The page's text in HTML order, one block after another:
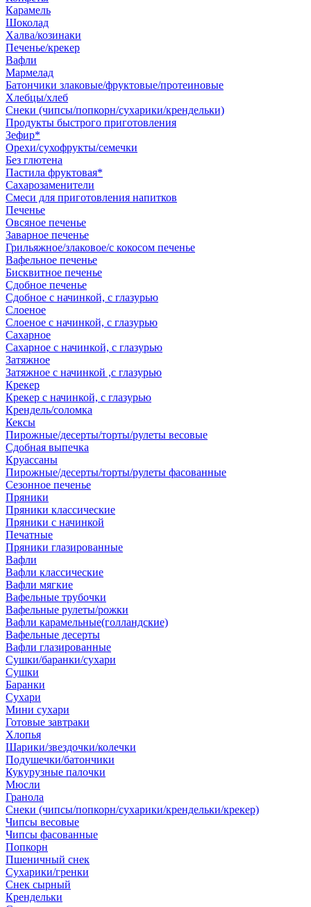
Карамель
Шоколад
Халва/козинаки
Печенье/крекер
Вафли
Мармелад
Батончики злаковые/фруктовые/протеиновые
Хлебцы/хлеб
Снеки (чипсы/попкорн/сухарики/крендельки)
Продукты быстрого приготовления
Зефир*
Орехи/сухофрукты/семечки
Без глютена
Пастила фруктовая*
Сахарозаменители
Смеси для приготовления напитков
Печенье
Овсяное печенье
Заварное печенье
Грильяжное/злаковое/с кокосом печенье
Вафельное печенье
Бисквитное печенье
Сдобное печенье
Сдобное с начинкой, с глазурью
Слоеное
Слоеное с начинкой, с глазурью
Сахарное
Сахарное с начинкой, с глазурью
Затяжное
Затяжное с начинкой ,с глазурью
Крекер
Крекер с начинкой, с глазурью
Крендель/соломка
Кексы
Пирожные/десерты/торты/рулеты весовые
Сдобная выпечка
Круассаны
Пирожные/десерты/торты/рулеты фасованные
Сезонное печенье
Пряники
Пряники классические
Пряники с начинкой
Печатные
Пряники глазированные
Вафли
Вафли классические
Вафли мягкие
Вафельные трубочки
Вафельные рулеты/рожки
Вафли карамельные(голландские)
Вафельные десерты
Вафли глазированные
Сушки/баранки/сухари
Сушки
Баранки
Сухари
Мини сухари
Готовые завтраки
Хлопья
Шарики/звездочки/колечки
Подушечки/батончики
Кукурузные палочки
Мюсли
Гранола
Снеки (чипсы/попкорн/сухарики/крендельки/крекер)
Чипсы весовые
Чипсы фасованные
Попкорн
Пшеничный снек
Сухарики/гренки
Снек сырный
Крендельки